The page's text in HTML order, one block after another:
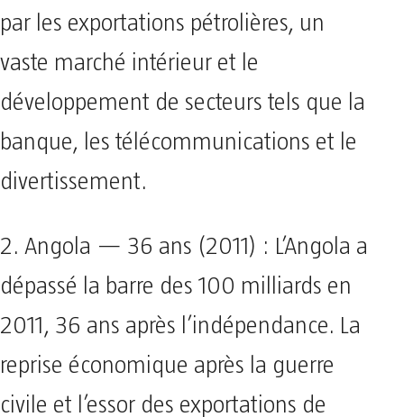
par les exportations pétrolières, un
vaste marché intérieur et le
développement de secteurs tels que la
banque, les télécommunications et le
divertissement.
2. Angola — 36 ans (2011) : L’Angola a
dépassé la barre des 100 milliards en
2011, 36 ans après l’indépendance. La
reprise économique après la guerre
civile et l’essor des exportations de